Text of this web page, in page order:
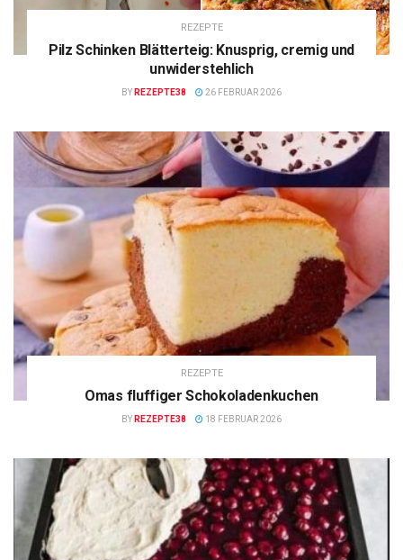
REZEPTE
Pilz Schinken Blätterteig: Knusprig, cremig und
unwiderstehlich
BY REZEPTE38 26 FEBRUAR 2026
REZEPTE
Omas fluffiger Schokoladenkuchen
BY REZEPTE38 18 FEBRUAR 2026